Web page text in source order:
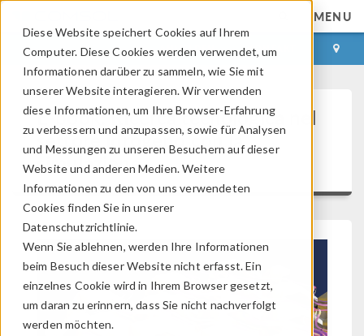
Diese Website speichert Cookies auf Ihrem
Computer. Diese Cookies werden verwendet, um
Informationen darüber zu sammeln, wie Sie mit
unserer Website interagieren. Wir verwenden
diese Informationen, um Ihre Browser-Erfahrung
zu verbessern und anzupassen, sowie für Analysen
und Messungen zu unseren Besuchern auf dieser
Website und anderen Medien. Weitere
Informationen zu den von uns verwendeten
Cookies finden Sie in unserer
Datenschutzrichtlinie.
Wenn Sie ablehnen, werden Ihre Informationen
beim Besuch dieser Website nicht erfasst. Ein
einzelnes Cookie wird in Ihrem Browser gesetzt,
um daran zu erinnern, dass Sie nicht nachverfolgt
werden möchten.
MENU
ANMELDEN KONTAKT
E-book: Ricerca tecnologica nel
settore idrogeno con la
simulazione